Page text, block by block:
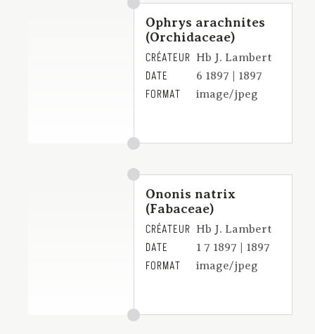
Ophrys arachnites
(Orchidaceae)
CRÉATEUR Hb J. Lambert
DATE 6 1897 | 1897
FORMAT image/jpeg
Ononis natrix
(Fabaceae)
CRÉATEUR Hb J. Lambert
DATE 1 7 1897 | 1897
FORMAT image/jpeg